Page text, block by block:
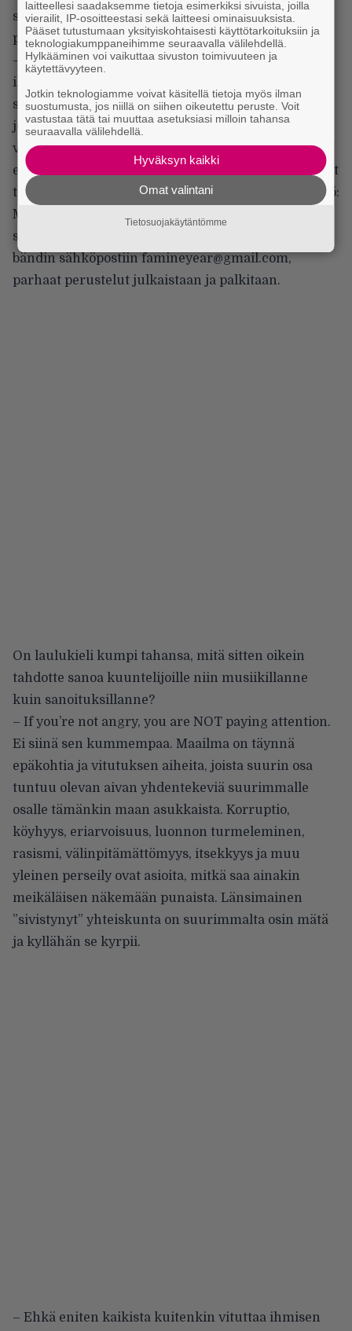
siitä, etteikö osattaisi päättää kumpi kieli sopii
paremmin ajatusten julki tuomiseen ja suuhun.
– Tätä ovat monet ihmetelleet ja yhtälailla meitä
ihmetyttää, että teitä muita ihmetyttää. Joskus
sanottava löytää sujuvammin muotonsa suomeksi,
joskus taas englanniksi. Kyllähän bändit, ja
varsinkin punk-bändit, ovat käyttäneet niin
englantia kuin äidinkieltäkin sanoja tehdessään. Nyt
tahdommekin näin julkisesti kysyä teiltä hyvä yleisö:
MIKSI meidän pitäisi tehdä sanoituksia JOKO
suomeksi TAI englanniksi? Vastauksia voi lähettää
bändin sähköpostiin famineyear@gmail.com,
parhaat perustelut julkaistaan ja palkitaan.
On laulukieli kumpi tahansa, mitä sitten oikein
tahdotte sanoa kuuntelijoille niin musiikillanne
kuin sanoituksillanne?
– If you’re not angry, you are NOT paying attention.
Ei siinä sen kummempaa. Maailma on täynnä
epäkohtia ja vitutuksen aiheita, joista suurin osa
tuntuu olevan aivan yhdentekeviä suurimmalle
osalle tämänkin maan asukkaista. Korruptio,
köyhyys, eriarvoisuus, luonnon turmeleminen,
rasismi, välinpitämättömyys, itsekkyys ja muu
yleinen perseily ovat asioita, mitkä saa ainakin
meikäläisen näkemään punaista. Länsimainen
”sivistynyt” yhteiskunta on suurimmalta osin mätä
ja kyllähän se kyrpii.
– Ehkä eniten kaikista kuitenkin vituttaa ihmisen
laitteellesi saadaksemme tietoja esimerkiksi sivuista, joilla
vierailit, IP-osoitteestasi sekä laitteesi ominaisuuksista.
Pääset tutustumaan yksityiskohtaisesti käyttötarkoituksiin ja
teknologiakumppaneihimme seuraavalla välilehdellä.
Hylkääminen voi vaikuttaa sivuston toimivuuteen ja
käytettävyyteen.
Jotkin teknologiamme voivat käsitellä tietoja myös ilman
suostumusta, jos niillä on siihen oikeutettu peruste. Voit
vastustaa tätä tai muuttaa asetuksiasi milloin tahansa
seuraavalla välilehdellä.
Hyväksyn kaikki
Omat valintani
Tietosuojakäytäntömme